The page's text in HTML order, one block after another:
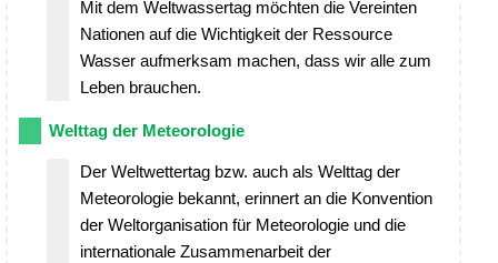
Mit dem Weltwassertag möchten die Vereinten
Nationen auf die Wichtigkeit der Ressource
Wasser aufmerksam machen, dass wir alle zum
Leben brauchen.
Welttag der Meteorologie
Der Weltwettertag bzw. auch als Welttag der
Meteorologie bekannt, erinnert an die Konvention
der Weltorganisation für Meteorologie und die
internationale Zusammenarbeit der